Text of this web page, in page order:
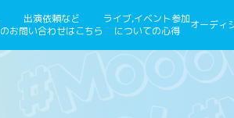
出演依頼など
のお問い合わせはこちら
ライブ,イベント参加
についての心得
オーディ